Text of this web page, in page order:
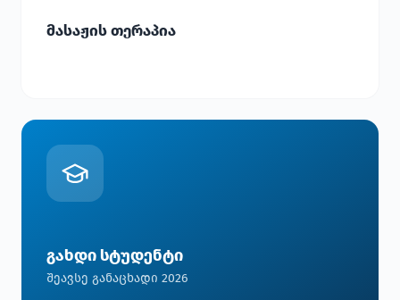
მასაჟის თერაპია
გახდი სტუდენტი
შეავსე განაცხადი 2026